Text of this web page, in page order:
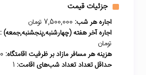
جزئیات قیمت
اجاره هر شب:
اجاره آخر هفته (چهارشنبه,پنجشنبه,جمعه) :
تومان
هزینه هر مسافر مازاد بر ظرفیت اقامتگاه:
حداقل تعداد تعداد شب‌های اقامت: